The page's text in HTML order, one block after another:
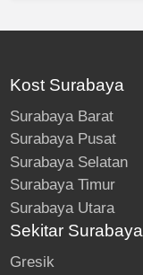
Kost Surabaya
Surabaya Barat
Surabaya Pusat
Surabaya Selatan
Surabaya Timur
Surabaya Utara
Sekitar Surabaya
Gresik